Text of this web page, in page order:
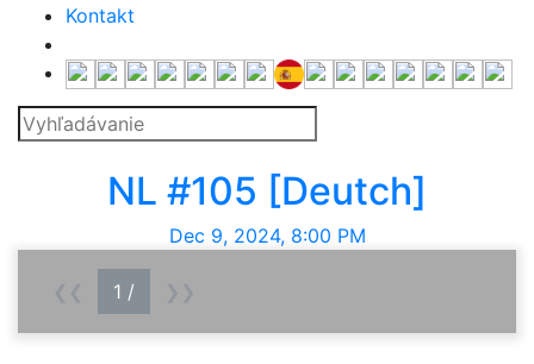
Kontakt
NL #105 [Deutch]
Dec 9, 2024, 8:00 PM
❮❮ 1 / ❯❯